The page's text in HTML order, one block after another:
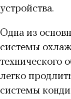
устройства.
Одна из
системы
технического
легко
системы